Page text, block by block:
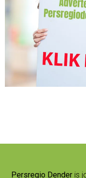
Persregio Dender is